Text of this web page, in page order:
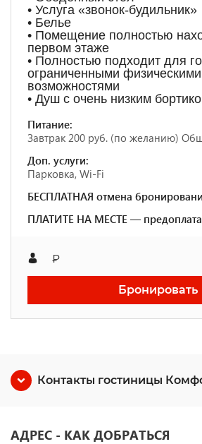
• Услуга «звонок-будильник»
• Белье
• Помещение полностью
первом этаже
• Полностью подходит для
ограниченными физическими
возможностями
• Душ с очень низким
Питание:
Завтрак 200 руб. (по желанию)
Доп. услуги:
Парковка, Wi-Fi
БЕСПЛАТНАЯ отмена
ПЛАТИТЕ НА МЕСТЕ — предоплата
₽
Бронировать
Контакты гостиницы
АДРЕС - КАК ДОБРАТЬСЯ